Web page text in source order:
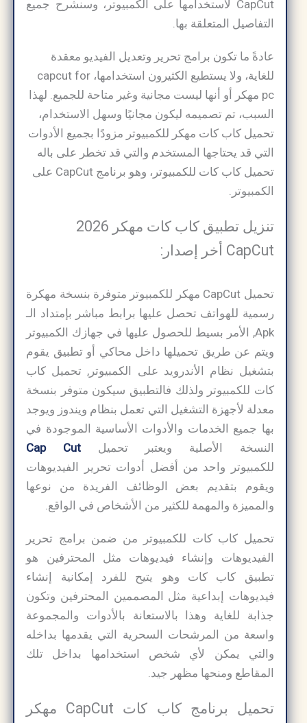
CapCut لاستخدامها على الكمبيوتر، وسنشرح جميع
التفاصيل المتعلقة بها.
عادةً ما تكون برامج تحرير وتعديل الفيديو معقدة
للغاية، ولا يستطيع الكثيرون استخدامها، capcut for
pc مهكر أو أنها ليست مجانية وغير متاحة للجميع. لهذا
السبب، تم تصميمه ليكون مجانيًا وسهل الاستخدام،
تحميل كاب كات مهكر للكمبيوتر مزودًا بجميع الأدوات
التي قد يحتاجها المستخدم والتي قد تخطر على باله
تحميل كاب كات للكمبيوتر، وهو برنامج CapCut على
الكمبيوتر.
تنزيل تطبيق كاب كات مهكر 2026
CapCut أخر إصدار:
تحميل CapCut مهكر للكمبيوتر متوفرة بنسخة مهكرة
رسمية للهواتف تحصل عليها برابط مباشر بإمتداد الـ
Apk, الأمر بسيط للحصول عليها في جهازك الكمبيوتر
ويتم عن طريق تحميلها داخل محاكي أو تطبيق يقوم
بتشغيل نظام الأندرويد على الكمبيوتر, تحميل كاب
كات للكمبيوتر ولذلك فالتطبيق سيكون متوفر بنسخة
معدلة لأجهزة التشغيل التي تعمل بنظام ويندوز ويوجد
بها جميع الخدمات والأدوات الأساسية الموجودة في
النسخة الأصلية ويعتبر تحميل
Cap Cut
للكمبيوتر واحد من أفضل أدوات تحرير الفيديوهات
ويقوم بتقديم بعض الوظائف الفريدة من نوعها
والمميزة والمهمة للكثير من الأشخاص في الواقع.
تحميل كاب كات للكمبيوتر من ضمن برامج تحرير
الفيديوهات وإنشاء فيديوهات مثل المحترفين هو
تطبيق كاب كات وهو يتيح للفرد إمكانية إنشاء
فيديوهات إبداعية مثل المصممين المحترفين وتكون
جذابة للغاية وهذا بالاستعانة بالأدوات والمجموعة
واسعة من المرشحات السحرية التي يقدمها بداخله
والتي يمكن لأي شخص استخدامها بداخل تلك
المقاطع ومنحها مظهر جيد.
تحميل برنامج كاب كات CapCut مهكر